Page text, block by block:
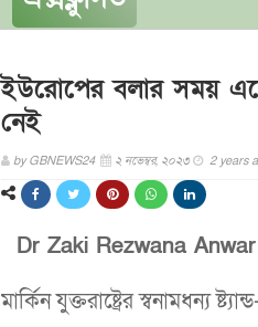
ইউরোপের বলার সময়
নেই
byGBNEWS24 ২ নভেম্বর, ২০২৩ 2 years
Dr Zaki Rezwana
মার্কিন যুক্তরাষ্ট্রের